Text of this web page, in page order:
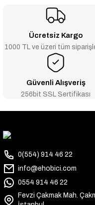
Ücretsiz Kargo
1000 TL ve üzeri tüm
Güvenli Alışveriş
256bit SSL Sertifikası
0(554) 914 46 22
info@ehobici.com
0554 914 46 22
Fevzi Çakmak Mah.